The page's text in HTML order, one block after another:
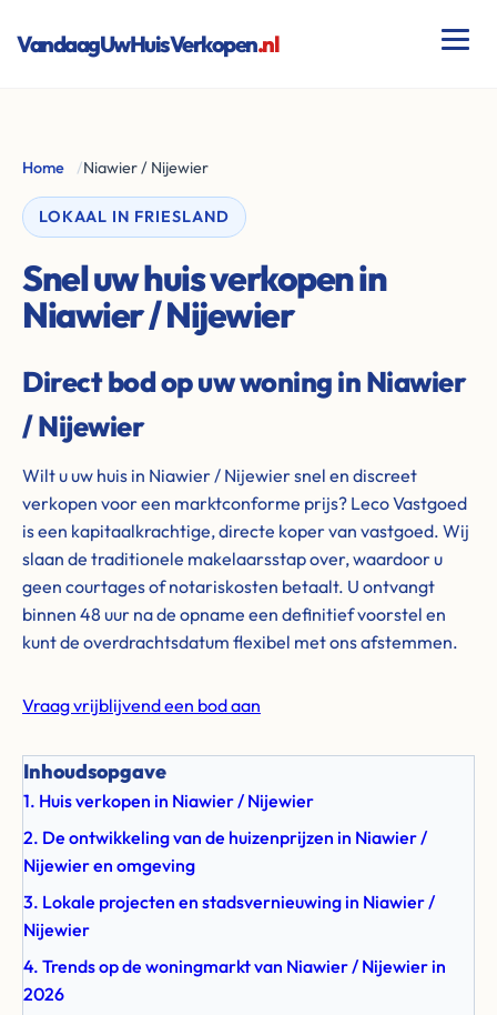
VandaagUwHuisVerkopen.nl
Home /Niawier / Nijewier
LOKAAL IN FRIESLAND
Snel uw huis verkopen in
Niawier / Nijewier
Direct bod op uw woning in Niawier
/ Nijewier
Wilt u uw huis in Niawier / Nijewier snel en discreet
verkopen voor een marktconforme prijs? Leco Vastgoed
is een kapitaalkrachtige, directe koper van vastgoed. Wij
slaan de traditionele makelaarsstap over, waardoor u
geen courtages of notariskosten betaalt. U ontvangt
binnen 48 uur na de opname een definitief voorstel en
kunt de overdrachtsdatum flexibel met ons afstemmen.
Vraag vrijblijvend een bod aan
Inhoudsopgave
1. Huis verkopen in Niawier / Nijewier
2. De ontwikkeling van de huizenprijzen in Niawier /
Nijewier en omgeving
3. Lokale projecten en stadsvernieuwing in Niawier /
Nijewier
4. Trends op de woningmarkt van Niawier / Nijewier in
2026